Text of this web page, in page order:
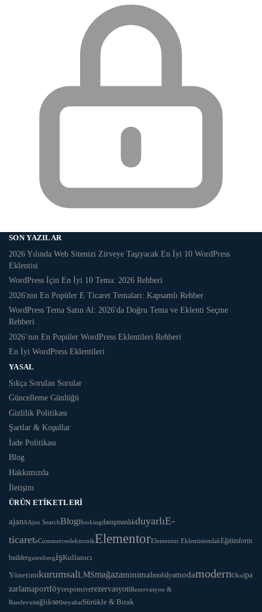
SON YAZILAR
2026 Yılında Web Sitenizi Zirveye Taşıyacak En İyi 10 WordPress
Eklentisi
WordPress İçin En İyi 10 Tema: 2026 Rehberi
2026'nın En Popüler E Ticaret Temaları: Kapsamlı Rehber
WordPress Tema Satın Al: 2026'da Doğru Tema ve Eklenti Seçme
Rehberi
2026’nın En Popüler WordPress Eklentileri Rehberi
En İyi WordPress Eklentileri
YASAL
Sıkça Sorulan Sorular
Güncelleme Günlüğü
Gizlilik Politikası
Şartlar & Koşullar
İade Politikası
Blog
Hakkımızda
İletişim
ÜRÜN ETIKETLERI
ajansAjax SearchBlogBookingdanışmanlıkduyarlıE-
ticareteCommerceelektronikElementorElementor EklentisiemlakEğitimform
buildergutenbergişKullanıcı
YönetimikurumsalLMSmağazaminimalmobilyamodamodernOkulpa
zarlamaportföyresponsiverezervasyonRezervasyon &
RandevusağlıkseoseyahatSürükle & Bırak